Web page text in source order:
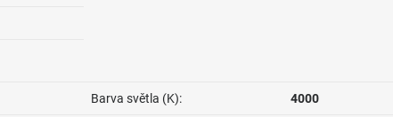
Barva světla (K): 4000